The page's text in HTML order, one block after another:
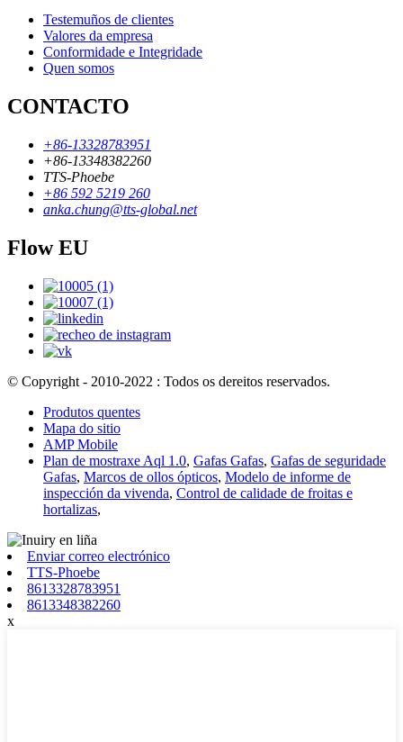
Testemuños de clientes
Valores da empresa
Conformidade e Integridade
Quen somos
CONTACTO
+86-13328783951
+86-13348382260
TTS-Phoebe
+86 592 5219 260
anka.chung@tts-global.net
Flow EU
© Copyright - 2010-2022 : Todos os dereitos reservados.
Produtos quentes
Mapa do sitio
AMP Mobile
Plan de mostraxe Aql 1.0, Gafas Gafas, Gafas de seguridade
Gafas, Marcos de ollos ópticos, Modelo de informe de
inspección da vivenda, Control de calidade de froitas e
hortalizas,
Enviar correo electrónico
TTS-Phoebe
8613328783951
8613348382260
x